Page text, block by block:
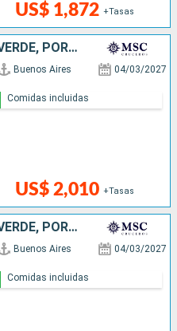
US$ 1,872 +Tasas
ARGENTINA, BRASIL, CABO VERDE, PORTUGAL, MARRUECOS, ESPAÑA, FRANCIA, ITALIA
Buenos Aires 04/03/2027
US$ 2,010 +Tasas
Comidas incluidas
ARGENTINA, BRASIL, CABO VERDE, PORTUGAL, MARRUECOS, ESPAÑA, FRANCIA, ITALIA
Buenos Aires 04/03/2027
Comidas incluidas